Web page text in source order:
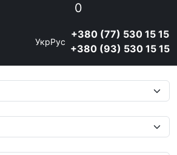
0
УкрРус
+380 (77) 530 15 15
+380 (93) 530 15 15